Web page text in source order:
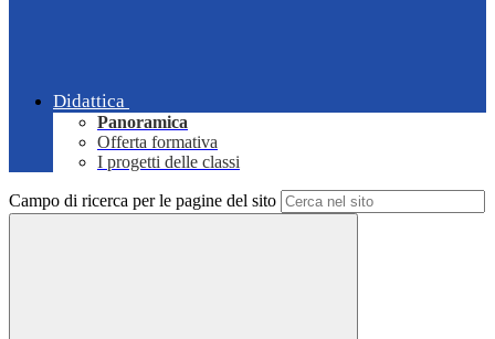
Didattica
Panoramica
Offerta formativa
I progetti delle classi
Campo di ricerca per le pagine del sito